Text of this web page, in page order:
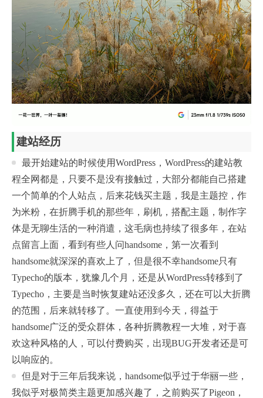
建站经历
最开始建站的时候使用WordPress，WordPress的建站教
程全网都是，只要不是没有接触过，大部分都能自己搭建
一个简单的个人站点，后来花钱买主题，我是主题控，作
为米粉，在折腾手机的那些年，刷机，搭配主题，制作字
体是无聊生活的一种消遣，这毛病也持续了很多年，在站
点留言上面，看到有些人问handsome，第一次看到
handsome就深深的喜欢上了，但是很不幸handsome只有
Typecho的版本，犹豫几个月，还是从WordPress转移到了
Typecho，主要是当时恢复建站还没多久，还在可以大折腾
的范围，后来就转移了。一直使用到今天，得益于
handsome广泛的受众群体，各种折腾教程一大堆，对于喜
欢这种风格的人，可以付费购买，出现BUG开发者还是可
以响应的。
但是对于三年后我来说，handsome似乎过于华丽一些，
我似乎对极简类主题更加感兴趣了，之前购买了Pigeon，